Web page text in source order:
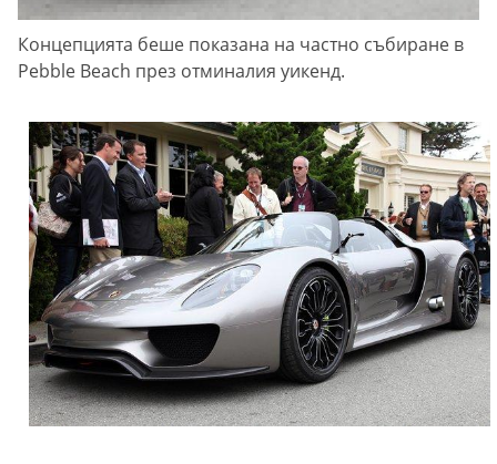
Концепцията беше показана на частно събиране в
Pebble Beach през отминалия уикенд.